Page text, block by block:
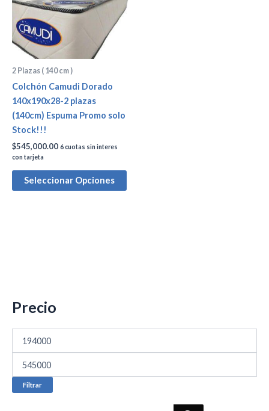
Precio
Filtrar
2 Plazas ( 140 cm )
Colchón Camudi Dorado
140x190x28-2 plazas
(140cm) Espuma Promo solo
Stock!!!
$545,000.00 6 cuotas sin interes
con tarjeta
Seleccionar Opciones